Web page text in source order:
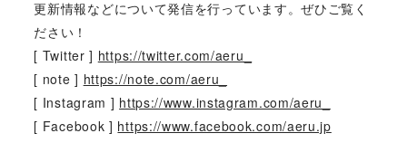
更新情報などについて発信を行っています。ぜひご覧く
ださい！
[ Twitter ] https://twitter.com/aeru_
[ note ] https://note.com/aeru_
[ Instagram ] https://www.instagram.com/aeru_
[ Facebook ] https://www.facebook.com/aeru.jp